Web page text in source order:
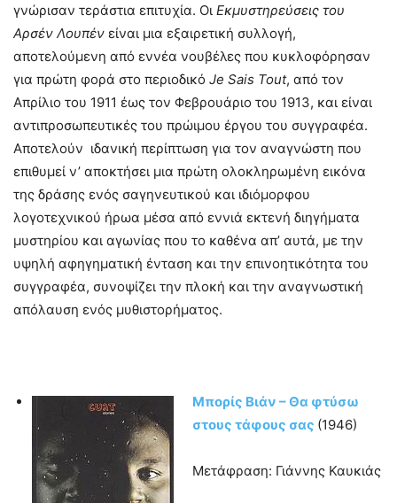
γνώρισαν τεράστια επιτυχία. Οι Εκμυστηρεύσεις του
Αρσέν Λουπέν είναι μια εξαιρετική συλλογή,
αποτελούμενη από εννέα νουβέλες που κυκλοφόρησαν
για πρώτη φορά στο περιοδικό Je Sais Tout, από τον
Απρίλιο του 1911 έως τον Φεβρουάριο του 1913, και είναι
αντιπροσωπευτικές του πρώιμου έργου του συγγραφέα.
Αποτελούν ιδανική περίπτωση για τον αναγνώστη που
επιθυμεί ν’ αποκτήσει μια πρώτη ολοκληρωμένη εικόνα
της δράσης ενός σαγηνευτικού και ιδιόμορφου
λογοτεχνικού ήρωα μέσα από εννιά εκτενή διηγήματα
μυστηρίου και αγωνίας που το καθένα απ’ αυτά, με την
υψηλή αφηγηματική ένταση και την επινοητικότητα του
συγγραφέα, συνοψίζει την πλοκή και την αναγνωστική
απόλαυση ενός μυθιστορήματος.
Μπορίς Βιάν – Θα φτύσω
στους τάφους σας (1946)
Μετάφραση: Γιάννης Καυκιάς